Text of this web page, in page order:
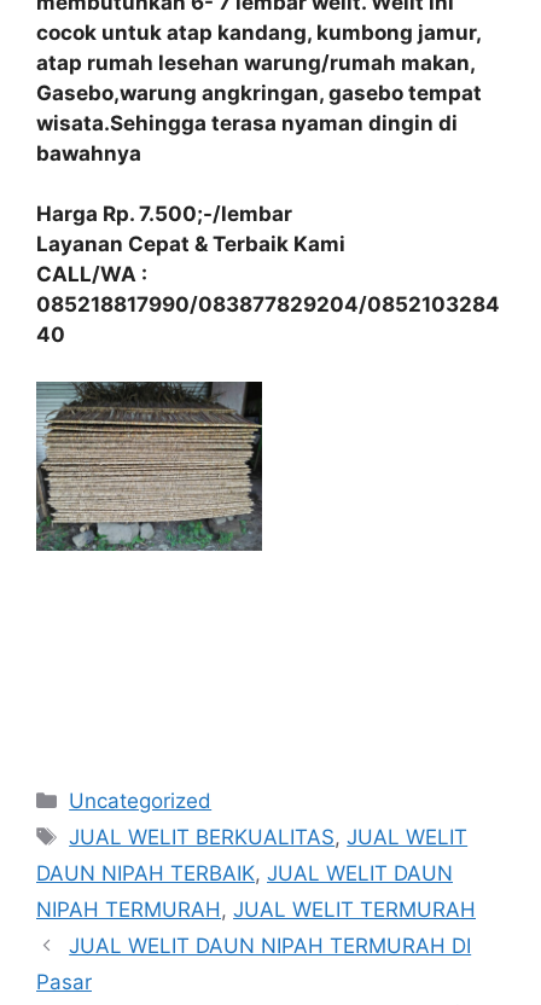
cocok untuk atap kandang, kumbong jamur,
atap rumah lesehan warung/rumah makan,
Gasebo,warung angkringan, gasebo tempat
wisata.Sehingga terasa nyaman dingin di
bawahnya
Harga Rp. 7.500;-/lembar
Layanan Cepat & Terbaik Kami
CALL/WA :
085218817990/083877829204/0852103284
40
Kategori
Uncategorized
Tag
JUAL WELIT BERKUALITAS,JUAL WELIT
DAUN NIPAH TERBAIK, JUAL WELIT DAUN
NIPAH TERMURAH, JUAL WELIT TERMURAH
JUAL WELIT DAUN NIPAH TERMURAH DI
Pasar